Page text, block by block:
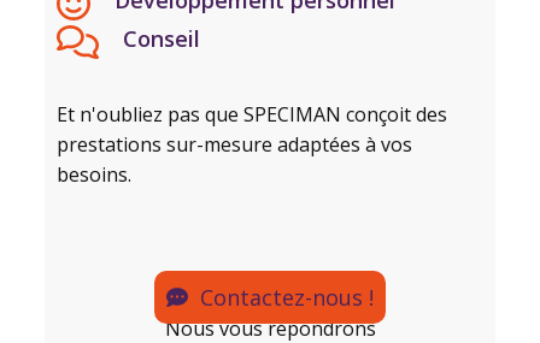
Conseil
Et n'oubliez pas que SPECIMAN conçoit des
prestations sur-mesure adaptées à vos
besoins.
Contactez-nous !
Nous vous répondrons